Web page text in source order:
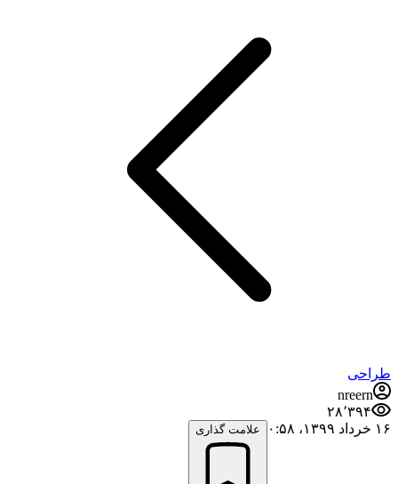
طراحی
nreern
۲۸٬۳۹۴
۱۶ خرداد ۱۳۹۹،‏ ۰:۵۸
علامت گذاری